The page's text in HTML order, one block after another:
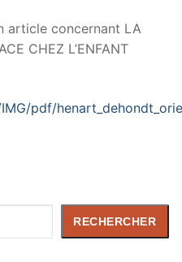
article concernant LA
CHEZ L’ENFANT
pdf/
RECHERCHER